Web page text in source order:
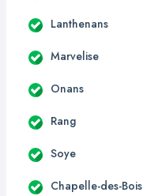
Lanthenans
Marvelise
Onans
Rang
Soye
Chapelle-des-Bois